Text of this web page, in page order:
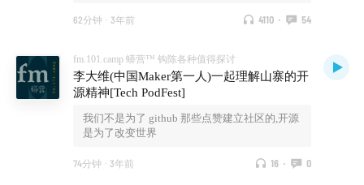
62分钟 · 3年前 4110 · 54
fm.101.camp 蟒营™ 钩陈各种值得探讨
李大维(中国Maker第一人)一起理解山寨的开
源精神[Tech PodFest]
我们不是为了 github 那些点赞建立社区的,开源
是为了改变世界
74分钟 · 3年前 16 · 0